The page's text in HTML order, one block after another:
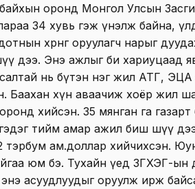
оронд Монгол Улсын
34 хувь гэж үнэлж байна,
хөрөнгө оруулагч нарыг
дээ. Энэ ажлыг би хариуцаад
нь бүтэн нэг жил АТГ, ЭЦА
Баахан хүн аваачиж хоёр жил
хийсэн. 35 мянган га газарт
тийм амар ажил биш шүү
тэрбум ам.доллар хийчихсэн.
юм бэ. Тухайн үед ЗГХЭГ-ын
асуудлуудыг оруулж ирж